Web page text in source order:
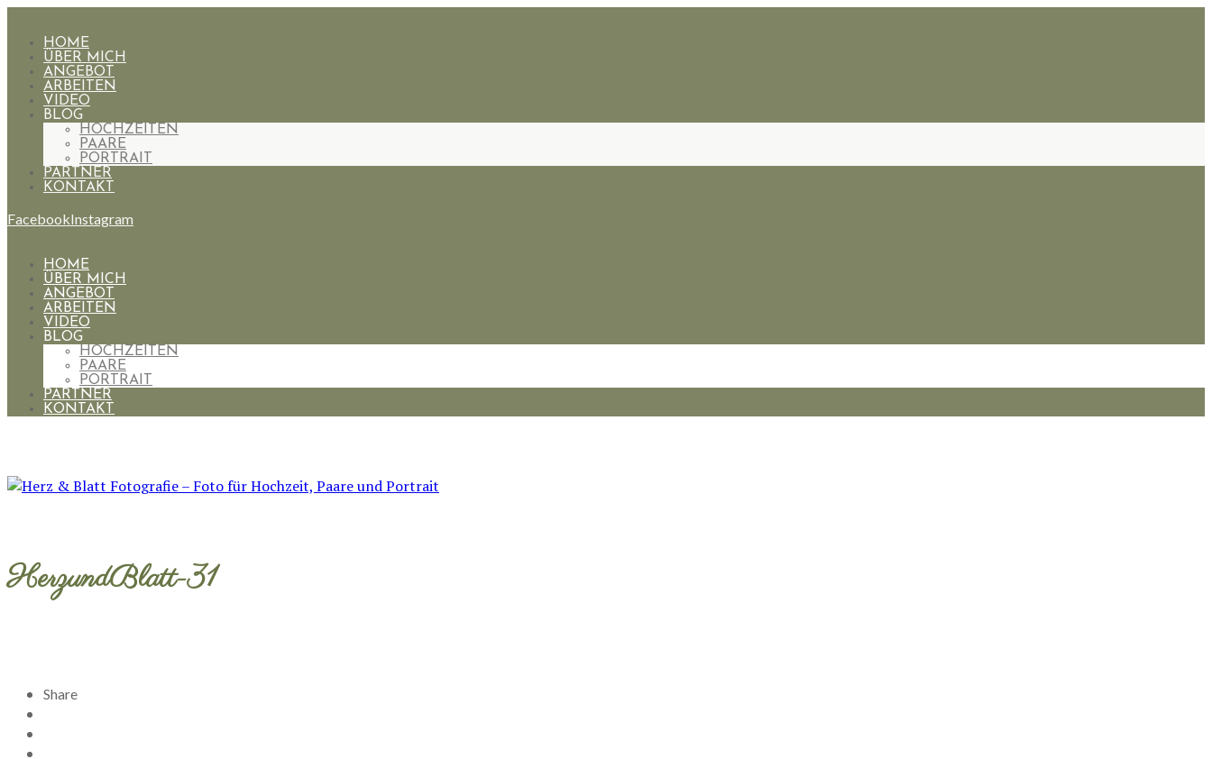
HOME
ÜBER MICH
ANGEBOT
ARBEITEN
VIDEO
BLOG
HOCHZEITEN
PAARE
PORTRAIT
PARTNER
KONTAKT
FacebookInstagram
HOME
ÜBER MICH
ANGEBOT
ARBEITEN
VIDEO
BLOG
HOCHZEITEN
PAARE
PORTRAIT
PARTNER
KONTAKT
HerzundBlatt-31
Share